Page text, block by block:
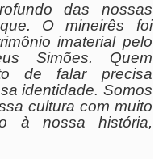
das nossas
O mineirês foi
imaterial pelo
Simões. Quem
de falar precisa
identidade. Somos
cultura com muito
à nossa história,